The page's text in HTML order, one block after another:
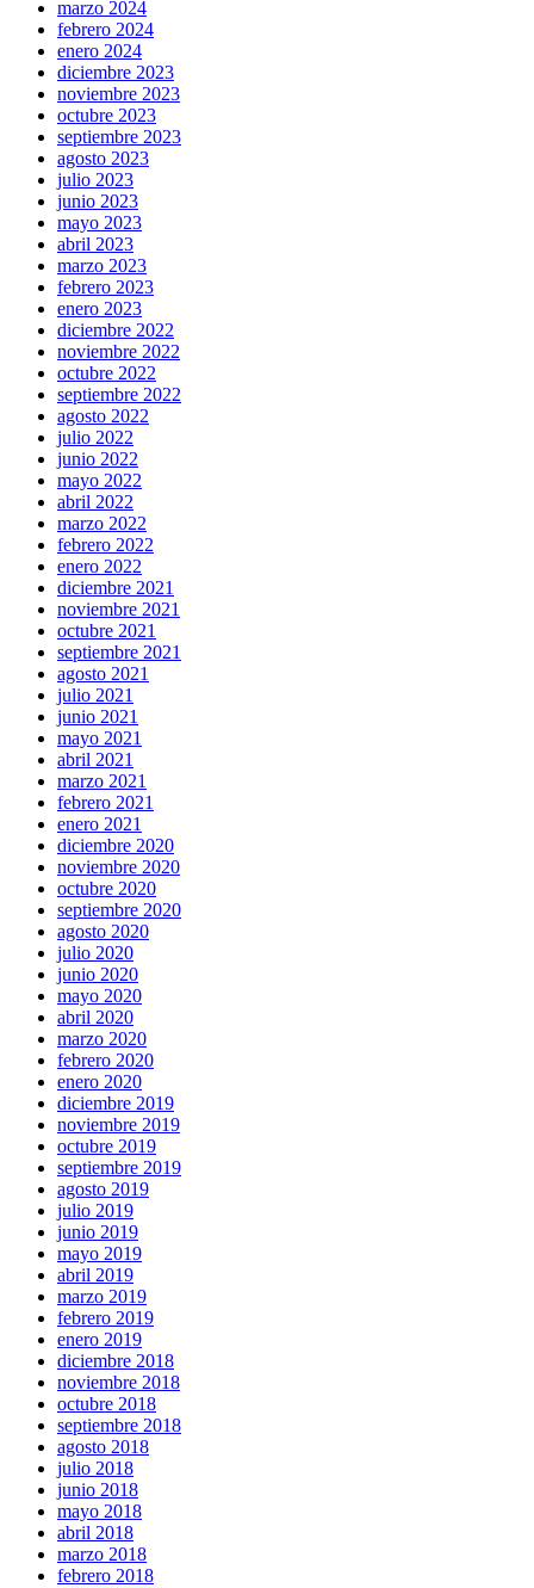
marzo 2024
febrero 2024
enero 2024
diciembre 2023
noviembre 2023
octubre 2023
septiembre 2023
agosto 2023
julio 2023
junio 2023
mayo 2023
abril 2023
marzo 2023
febrero 2023
enero 2023
diciembre 2022
noviembre 2022
octubre 2022
septiembre 2022
agosto 2022
julio 2022
junio 2022
mayo 2022
abril 2022
marzo 2022
febrero 2022
enero 2022
diciembre 2021
noviembre 2021
octubre 2021
septiembre 2021
agosto 2021
julio 2021
junio 2021
mayo 2021
abril 2021
marzo 2021
febrero 2021
enero 2021
diciembre 2020
noviembre 2020
octubre 2020
septiembre 2020
agosto 2020
julio 2020
junio 2020
mayo 2020
abril 2020
marzo 2020
febrero 2020
enero 2020
diciembre 2019
noviembre 2019
octubre 2019
septiembre 2019
agosto 2019
julio 2019
junio 2019
mayo 2019
abril 2019
marzo 2019
febrero 2019
enero 2019
diciembre 2018
noviembre 2018
octubre 2018
septiembre 2018
agosto 2018
julio 2018
junio 2018
mayo 2018
abril 2018
marzo 2018
febrero 2018